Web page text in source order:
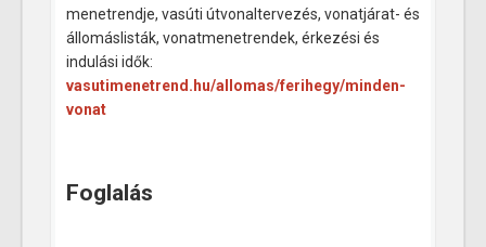
menetrendje, vasúti útvonaltervezés, vonatjárat- és
állomáslisták, vonatmenetrendek, érkezési és
indulási idők:
vasutimenetrend .hu/allomas/ferihegy/minden-
vonat
Foglalás